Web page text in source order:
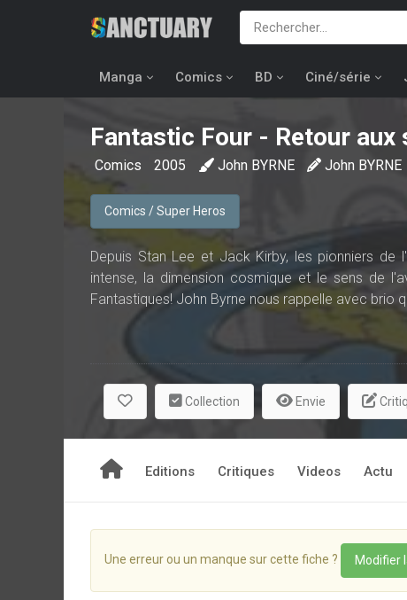
Manga Comics BD Ciné/série
Fantastic Four - Retour aux
Comics 2005 John BYRNE John BYRNE
Comics / Super Heros
Depuis Stan Lee et Jack Kirby, les pionniers de
intense, la dimension cosmique et le sens de
Fantastiques! John Byrne nous rappelle avec
Collection Envie
Editions Critiques Videos Actu
Une erreur ou un manque sur cette fiche ? Modifier